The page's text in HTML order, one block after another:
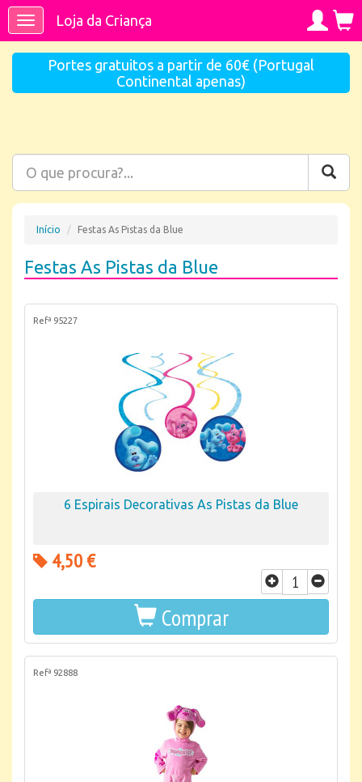
ToggleLoja da Criança
Portes gratuitos a partir de 60€ (Portugal
Continental apenas)
Início Festas As Pistas da Blue
Festas As Pistas da Blue
Refª 95227
6 Espirais Decorativas As Pistas da Blue
4,50 €
Comprar
Refª 92888